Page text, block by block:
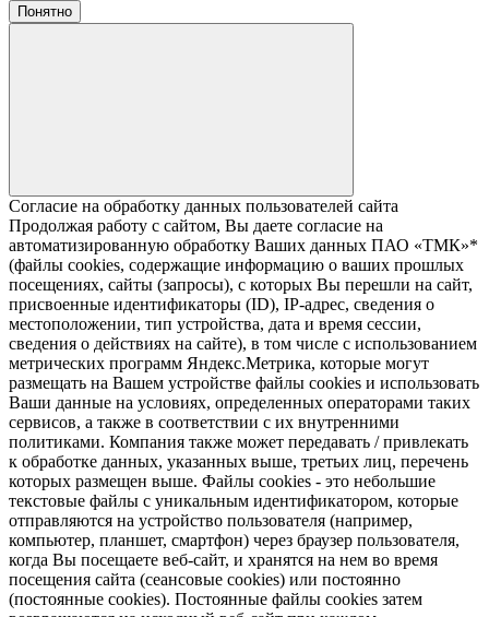
Понятно
Согласие на обработку данных пользователей сайта
Продолжая работу с сайтом, Вы даете согласие на
автоматизированную обработку Ваших данных ПАО «ТМК»*
(файлы cookies, содержащие информацию о ваших прошлых
посещениях, сайты (запросы), с которых Вы перешли на сайт,
присвоенные идентификаторы (ID), IP-адрес, сведения о
местоположении, тип устройства, дата и время сессии,
сведения о действиях на сайте), в том числе с использованием
метрических программ Яндекс.Метрика, которые могут
размещать на Вашем устройстве файлы cookies и использовать
Ваши данные на условиях, определенных операторами таких
сервисов, а также в соответствии с их внутренними
политиками. Компания также может передавать / привлекать
к обработке данных, указанных выше, третьих лиц, перечень
которых размещен выше. Файлы cookies - это небольшие
текстовые файлы с уникальным идентификатором, которые
отправляются на устройство пользователя (например,
компьютер, планшет, смартфон) через браузер пользователя,
когда Вы посещаете веб-сайт, и хранятся на нем во время
посещения сайта (сеансовые cookies) или постоянно
(постоянные cookies). Постоянные файлы cookies затем